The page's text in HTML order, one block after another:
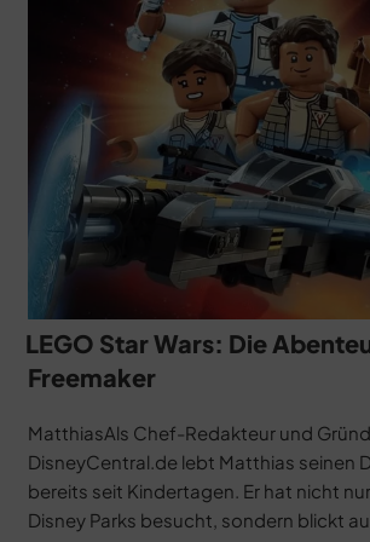
LEGO Star Wars: Die
Freemaker
MatthiasAls Chef-Redakteur und
DisneyCentral.de lebt Matthias seinen
bereits seit Kindertagen. Er hat nicht
Disney Parks besucht, sondern blickt